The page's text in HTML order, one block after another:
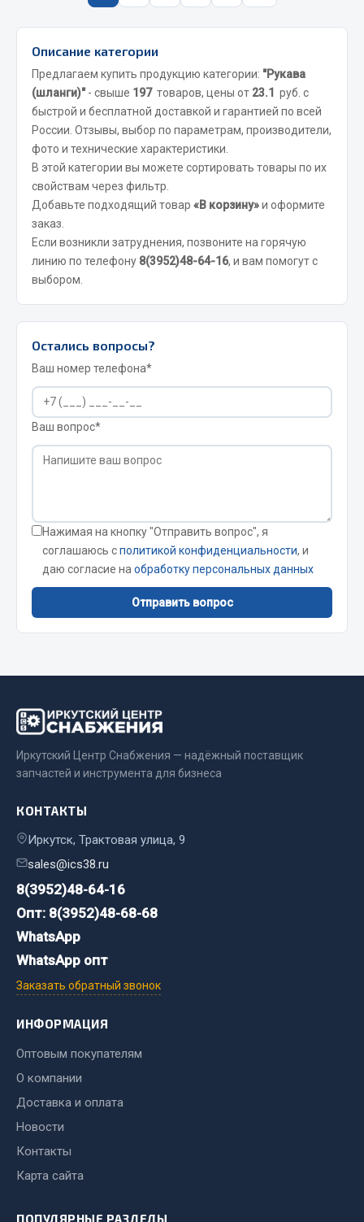
Весь раздел
Фильтры
JSB
Mann-filter
Vic
Автоторг
Дифа
Цитрон
Фильтры DONALDSON
Показать ещё
Всё для сварки
Газосварка
Маски, краги сварщика
Весь раздел
CUMMINS HAFFEN
Подшипники
Весь раздел
Стяжки, тросы, канаты
Стропы
Стяжки
Тросы
Весь раздел
Автохимия
Abro
Agat auto
Alteco
Aвтосил
Chevron
Описание категории
Предлагаем купить продукцию категории: "Рукава
(шланги)"- свыше 197 товаров, цены от 23.1 руб. с
быстрой и бесплатной доставкой и гарантией по всей
России. Отзывы, выбор по параметрам, производители,
фото и технические характеристики.
В этой категории вы можете сортировать товары по их
свойствам через фильтр.
Добавьте подходящий товар «В корзину»и оформите
заказ.
Если возникли затруднения, позвоните на горячую
линию по телефону 8(3952)48-64-16, и вам помогут с
выбором.
Остались вопросы?
Ваш номер телефона*
Ваш вопрос*
Нажимая на кнопку "Отправить вопрос", я
соглашаюсь сполитикой конфиденциальности, и
даю согласие на обработку персональных данных
Отправить вопрос
Иркутский Центр Снабжения — надёжный поставщик
запчастей и инструмента для бизнеса
КОНТАКТЫ
Иркутск, Трактовая улица, 9
sales@ics38.ru
8(3952)48-64-16
Опт: 8(3952)48-68-68
WhatsApp
WhatsApp опт
Заказать обратный звонок
ИНФОРМАЦИЯ
Оптовым покупателям
О компании
Доставка и оплата
Новости
Контакты
Карта сайта